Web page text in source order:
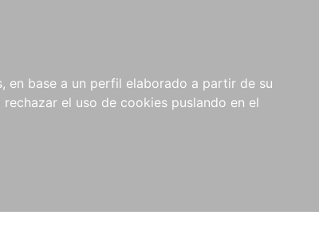
en base a un perfil elaborado a partir de su
el uso de cookies puslando en el